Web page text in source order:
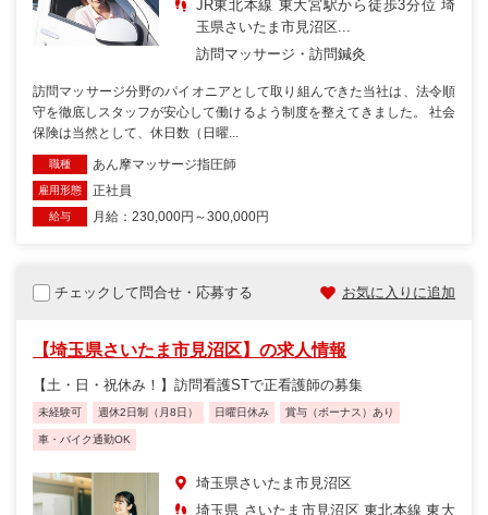
JR東北本線 東大宮駅から徒歩3分位 埼
玉県さいたま市見沼区...
訪問マッサージ・訪問鍼灸
訪問マッサージ分野のパイオニアとして取り組んできた当社は、法令順
守を徹底しスタッフが安心して働けるよう制度を整えてきました。 社会
保険は当然として、休日数（日曜...
職種 あん摩マッサージ指圧師
雇用形態 正社員
給与 月給：230,000円～300,000円
チェックして問合せ・応募する お気に入りに追加
【埼玉県さいたま市見沼区】の求人情報
【土・日・祝休み！】訪問看護STで正看護師の募集
未経験可 週休2日制（月8日） 日曜日休み 賞与（ボーナス）あり
車・バイク通勤OK
埼玉県さいたま市見沼区
埼玉県 さいたま市見沼区 東北本線 東大